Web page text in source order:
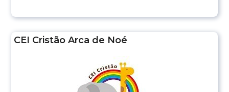
CEI Cristão Arca de Noé